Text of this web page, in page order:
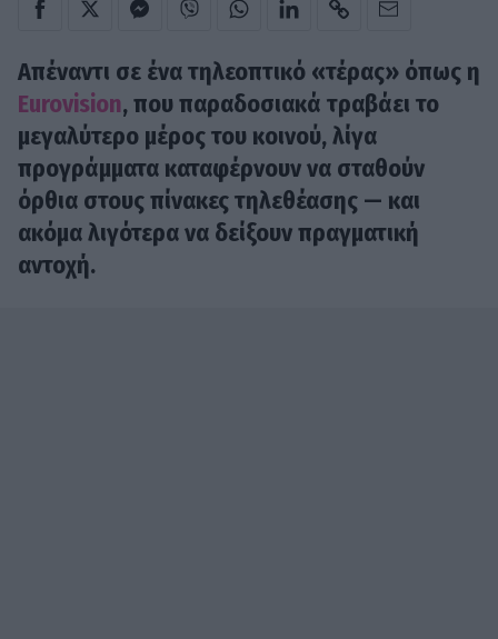
Απέναντι σε ένα τηλεοπτικό «τέρας» όπως η
Eurovision, που παραδοσιακά τραβάει το
μεγαλύτερο μέρος του κοινού, λίγα
προγράμματα καταφέρνουν να σταθούν
όρθια στους πίνακες τηλεθέασης — και
ακόμα λιγότερα να δείξουν πραγματική
αντοχή.